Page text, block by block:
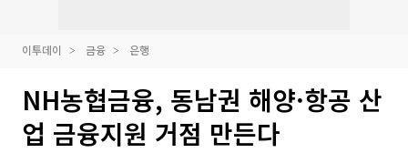
이투데이 금융 은행
NH농협금융, 동남권 해양·항공 산
업 금융지원 거점 만든다